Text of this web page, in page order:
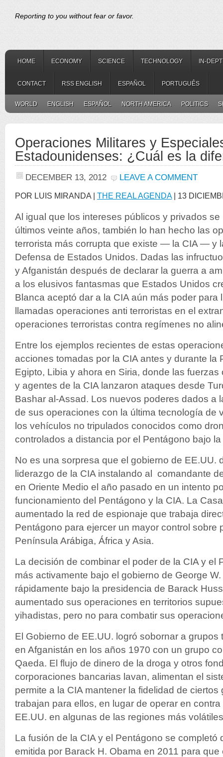
Reporting to you without fear or favor.
HOME ECONOMY SCIENCE TECHNOLOGY IN-
CONTACT RSS ENGLISH ESPAÑOL PORTUGUÊS
WORLD ENGLISH ESPAÑOL NORTH AMERICA POLITICS
Operaciones Militares y
Estadounidenses: ¿Cuál es la
DECEMBER 13, 2012 LEAVE A COMMENT
POR LUIS MIRANDA | THE REAL AGENDA| 13
Al igual que los intereses públicos y privados
últimos veinte años, también lo han hecho las
terrorista más corrupta que existe — la CIA — y
Defensa de Estados Unidos. Dadas las
y Afganistán después de declarar la guerra a
a los elusivos fantasmas que Estados Unidos
Blanca aceptó dar a la CIA aún más poder para
llamadas operaciones anti terroristas en el
operaciones terroristas contra regímenes no
Entre los ejemplos recientes de estas
acciones tomadas por la CIA antes y durante la
Egipto, Libia y ahora en Siria, donde las
y agentes de la CIA lanzaron ataques desde
Bashar al-Assad. Los nuevos poderes dados a
de sus operaciones con la última tecnología de
los vehículos no tripulados conocidos como
controlados a distancia por el Pentágono bajo
No es una sorpresa que el gobierno de EE.UU.
liderazgo de la CIA instalando al comandante
en Oriente Medio el año pasado en un intento
funcionamiento del Pentágono y la CIA. La
aumentado la red de espionaje que trabaja
Pentágono para ejercer un mayor control sobre
Península Arábiga, África y Asia.
La decisión de combinar el poder de la CIA y el
más activamente bajo el gobierno de George
rápidamente bajo la presidencia de Barack
aumentado sus operaciones en territorios
yihadistas, pero no para combatir sus
El Gobierno de EE.UU. logró sobornar a grupos
en Afganistán en los años 1970 con un grupo
Qaeda. El flujo de dinero de la droga y otros
corporaciones bancarias lavan, alimentan el
permite a la CIA mantener la fidelidad de
trabajan para ellos, en lugar de operar en
EE.UU. en algunas de las regiones más
La fusión de la CIA y el Pentágono se completó
emitida por Barack H. Obama en 2011 para